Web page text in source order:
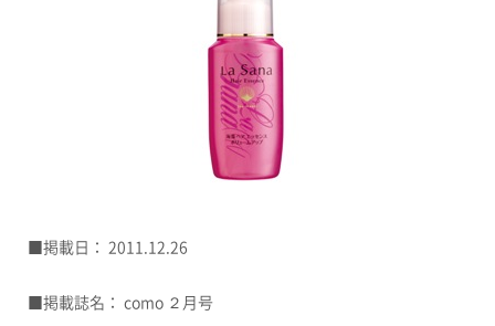
■掲載日： 2011.12.26
■掲載誌名： como ２月号